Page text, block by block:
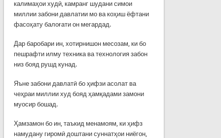
калимаҳои худӣ, камранг шудани симои
миллии забони давлатии мо ва коҳиш ёфтани
фасоҳату балоғати он мегардад.
Дар баробари ин, хотирнишон месозам, ки бо
пешрафти илму техника ва технология забон
низ бояд рушд кунад.
Яъне забони давлатӣ бо ҳифзи асолат ва
чеҳраи миллии худ бояд ҳамқадами замони
муосир бошад.
Ҳамзамон бо ин, таъкид менамоям, ки ҳифз
намудану гиромӣ доштани суннатҳои ниёгон,